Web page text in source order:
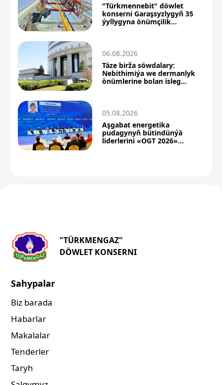
"Türkmennebit" döwlet
konserni Garaşsyzlygyň 35
ýyllygyna önümçilik
06.08.2026
Täze birža söwdalary:
Nebithimiýa we dermanlyk
önümlerine bolan isleg
05.08.2026
Aşgabat energetika
pudagynyň bütindünýä
liderlerini «OGT 2026»
"TÜRKMENGAZ"
DÖWLET KONSERNI
Sahypalar
Biz barada
Habarlar
Makalalar
Tenderler
Taryh